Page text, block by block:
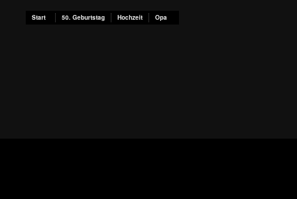
Start 50. Geburtstag Hochzeit Opa